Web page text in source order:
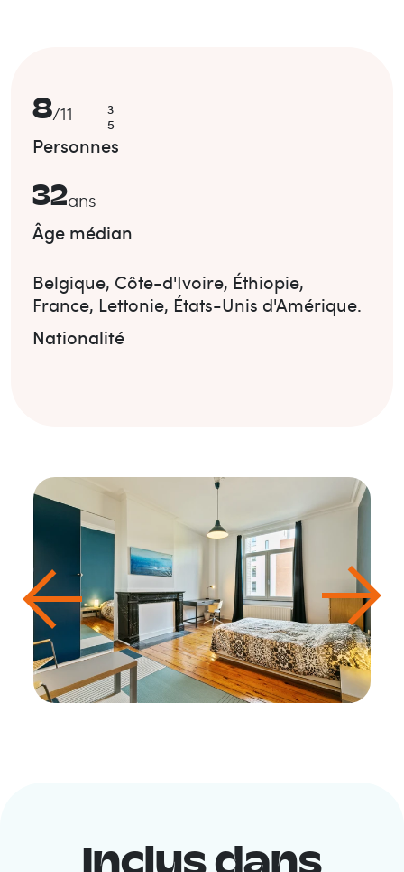
8/11
3
5
Personnes
32ans
Âge médian
Belgique, Côte-d'Ivoire, Éthiopie,
France, Lettonie, États-Unis d'Amérique.
Nationalité